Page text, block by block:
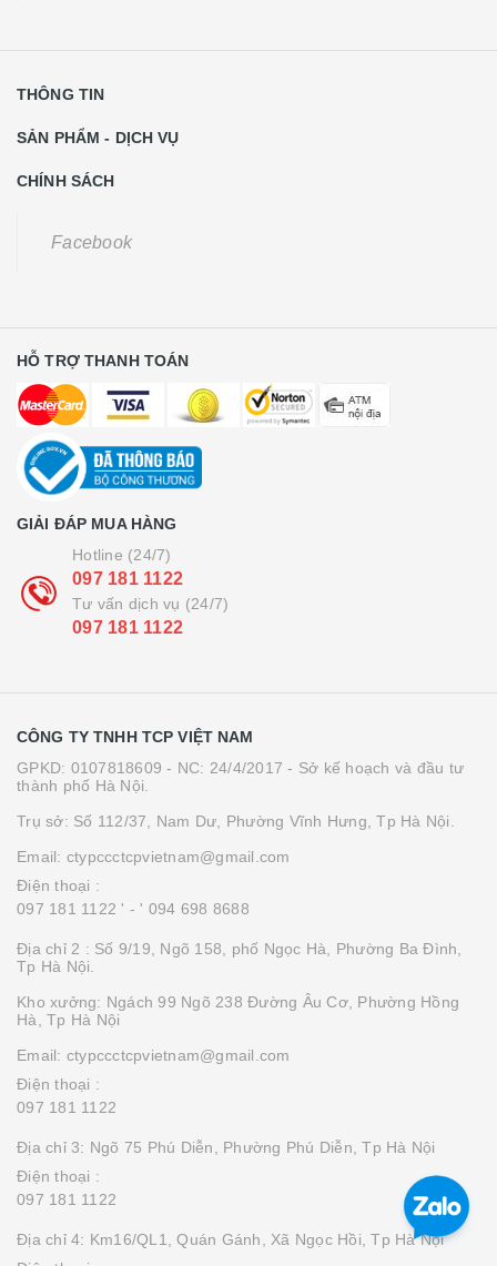
THÔNG TIN
SẢN PHẨM - DỊCH VỤ
CHÍNH SÁCH
Facebook
HỖ TRỢ THANH TOÁN
GIẢI ĐÁP MUA HÀNG
Hotline (24/7)
097 181 1122
Tư vấn dịch vụ (24/7)
097 181 1122
CÔNG TY TNHH TCP VIỆT NAM
GPKD: 0107818609 - NC: 24/4/2017 - Sở kế hoạch và đầu tư
thành phố Hà Nội.
Trụ sở: Số 112/37, Nam Dư, Phường Vĩnh Hưng, Tp Hà Nội.
Email: ctypccctcpvietnam@gmail.com
Điện thoại :
097 181 1122 ' - ' 094 698 8688
Địa chỉ 2 : Số 9/19, Ngõ 158, phố Ngọc Hà, Phường Ba Đình,
Tp Hà Nội.
Kho xưởng: Ngách 99 Ngõ 238 Đường Âu Cơ, Phường Hồng
Hà, Tp Hà Nội
Email: ctypccctcpvietnam@gmail.com
Điện thoại :
097 181 1122
Địa chỉ 3: Ngõ 75 Phú Diễn, Phường Phú Diễn, Tp Hà Nội
Điện thoại :
097 181 1122
Địa chỉ 4: Km16/QL1, Quán Gánh, Xã Ngọc Hồi, Tp Hà Nội